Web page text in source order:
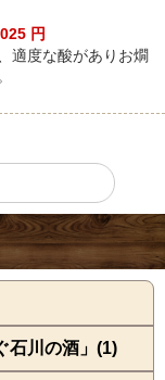
円
適度な酸がありお燗
石川の酒」(1)